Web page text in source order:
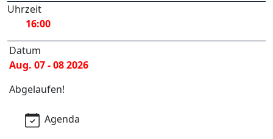
Uhrzeit
16:00
Datum
Aug. 07 - 08 2026
Abgelaufen!
Agenda